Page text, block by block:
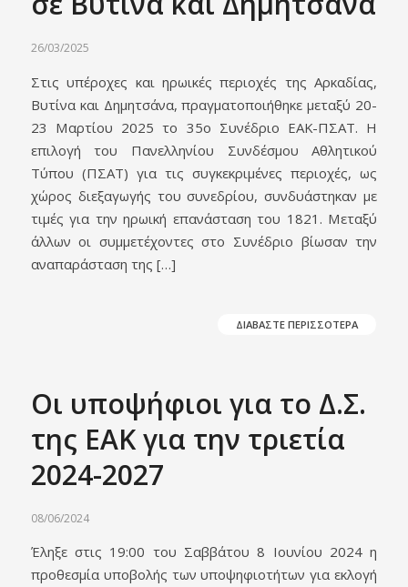
26/03/2025
Στις υπέροχες και ηρωικές περιοχές της Αρκαδίας,
Βυτίνα και Δημητσάνα, πραγματοποιήθηκε μεταξύ 20-
23 Μαρτίου 2025 το 35ο Συνέδριο ΕΑΚ-ΠΣΑΤ. Η
επιλογή του Πανελληνίου Συνδέσμου Αθλητικού
Τύπου (ΠΣΑΤ) για τις συγκεκριμένες περιοχές, ως
χώρος διεξαγωγής του συνεδρίου, συνδυάστηκαν με
τιμές για την ηρωική επανάσταση του 1821. Μεταξύ
άλλων οι συμμετέχοντες στο Συνέδριο βίωσαν την
αναπαράσταση της […]
ΔΙΑΒΑΣΤΕ ΠΕΡΙΣΣΟΤΕΡΑ
Οι υποψήφιοι για το Δ.Σ.
της ΕΑΚ για την τριετία
2024-2027
08/06/2024
Έληξε στις 19:00 του Σαββάτου 8 Ιουνίου 2024 η
προθεσμία υποβολής των υποψηφιοτήτων για εκλογή